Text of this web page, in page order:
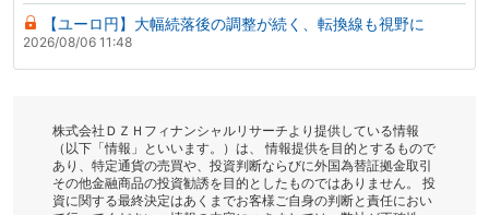
【ユーロ円】大幅続落後の調整が続く、転換線も視野に
2026/08/06 11:48
株式会社ＤＺＨフィナンシャルリサーチより提供している情報
（以下「情報」といいます。）は、 情報提供を目的とするもので
あり、特定通貨の売買や、投資判断ならびに外国為替証拠金取引
その他金融商品の投資勧誘を目的としたものではありません。 投
資に関する最終決定はあくまでお客様ご自身の判断と責任におい